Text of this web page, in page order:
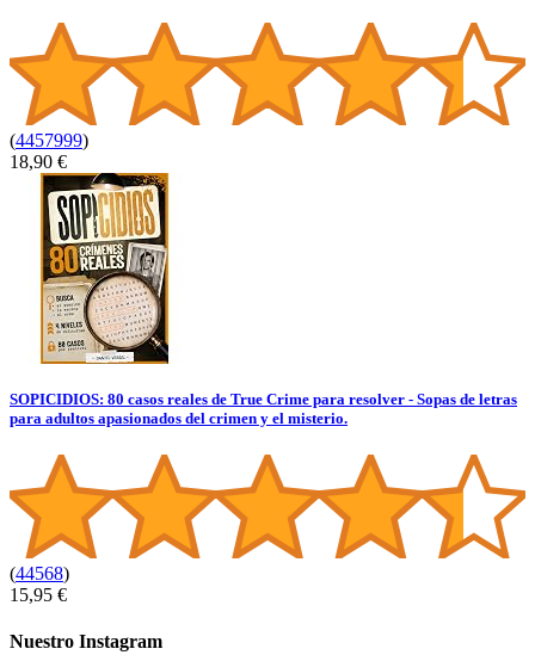
(4457999)
18,90 €
SOPICIDIOS: 80 casos reales de True Crime para resolver - Sopas de letras
para adultos apasionados del crimen y el misterio.
(44568)
15,95 €
Nuestro Instagram